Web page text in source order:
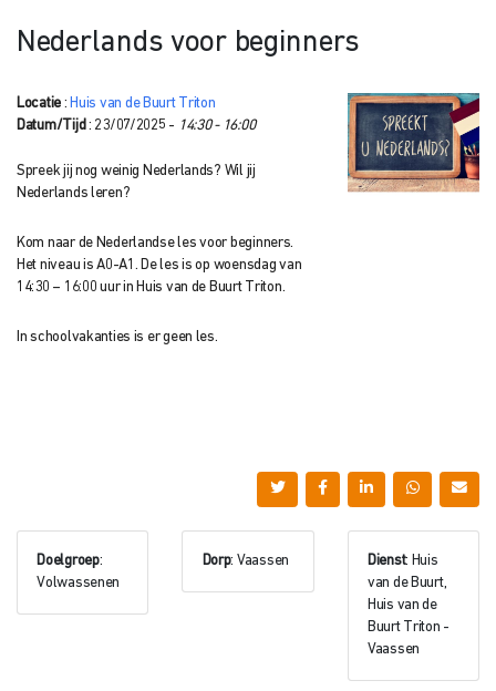
Nederlands voor beginners
Locatie : Huis van de Buurt Triton
Datum/Tijd : 23/07/2025 - 14:30 - 16:00
Spreek jij nog weinig Nederlands? Wil jij
Nederlands leren?
Kom naar de Nederlandse les voor beginners.
Het niveau is A0-A1. De les is op woensdag van
14:30 – 16:00 uur in Huis van de Buurt Triton.
In schoolvakanties is er geen les.
Doelgroep:
Volwassenen
Dorp: Vaassen Dienst: Huis
van de Buurt,
Huis van de
Buurt Triton -
Vaassen